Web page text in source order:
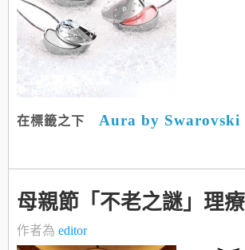
在標籤之下 Aura by Swarovski
母親節「不老之謎」理
作者為 editor